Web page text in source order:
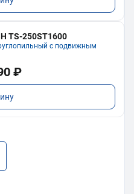
TS-250ST1600
с подвижным
₽